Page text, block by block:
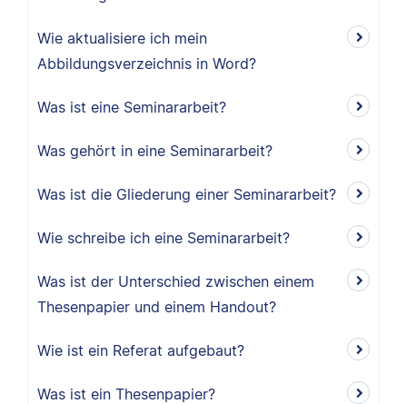
Wie aktualisiere ich mein
Abbildungsverzeichnis in Word?
Was ist eine Seminararbeit?
Was gehört in eine Seminararbeit?
Was ist die Gliederung einer Seminararbeit?
Wie schreibe ich eine Seminararbeit?
Was ist der Unterschied zwischen einem
Thesenpapier und einem Handout?
Wie ist ein Referat aufgebaut?
Was ist ein Thesenpapier?